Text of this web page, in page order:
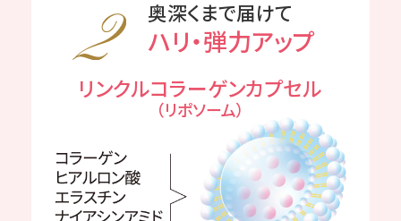
奥深くまで届けて
ハリ・弾力アップ
リンクルコラーゲンカプセル
（リポソーム）